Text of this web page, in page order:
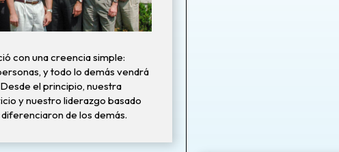
con una creencia simple:
y todo lo demás vendrá
el principio, nuestra
y nuestro liderazgo basado
de los demás.